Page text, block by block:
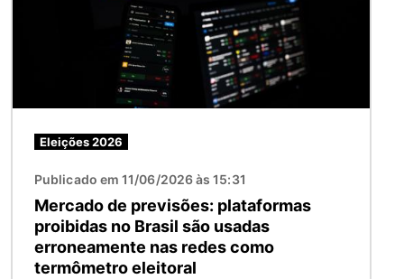
Eleições 2026
Publicado em 11/06/2026 às 15:31
Mercado de previsões: plataformas
proibidas no Brasil são usadas
erroneamente nas redes como
termômetro eleitoral